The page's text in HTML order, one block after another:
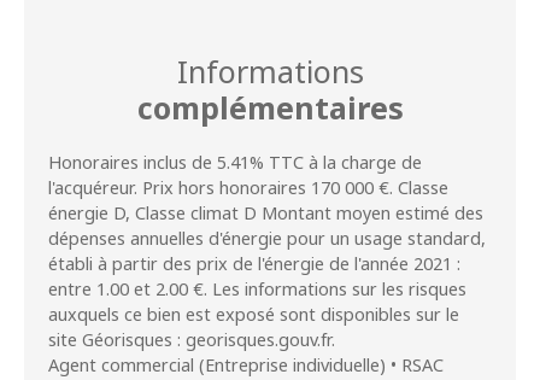
Informations
complémentaires
Honoraires inclus de 5.41% TTC à la charge de
l'acquéreur. Prix hors honoraires 170 000 €. Classe
énergie D, Classe climat D Montant moyen estimé des
dépenses annuelles d'énergie pour un usage standard,
établi à partir des prix de l'énergie de l'année 2021 :
entre 1.00 et 2.00 €. Les informations sur les risques
auxquels ce bien est exposé sont disponibles sur le
site Géorisques : georisques.gouv.fr.
Agent commercial (Entreprise individuelle) • RSAC